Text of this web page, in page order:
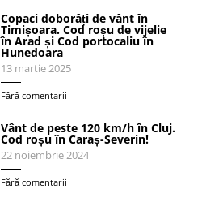
Copaci doborâți de vânt în
Timișoara. Cod roșu de vijelie
în Arad și Cod portocaliu în
Hunedoara
13 martie 2025
Fără comentarii
Vânt de peste 120 km/h în Cluj.
Cod roșu în Caraș-Severin!
22 noiembrie 2024
Fără comentarii